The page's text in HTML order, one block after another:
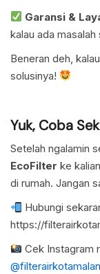
Garansi &
kalau ada
Beneran deh,
solusinya!
Yuk, Coba
Setelah ngalamin
EcoFilter ke
di rumah. Jangan
Hubungi
https://
Cek Instagram